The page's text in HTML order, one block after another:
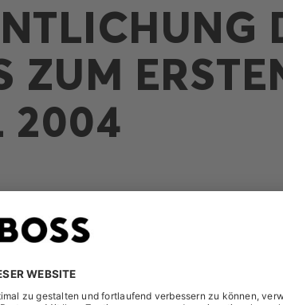
ZUM
2004